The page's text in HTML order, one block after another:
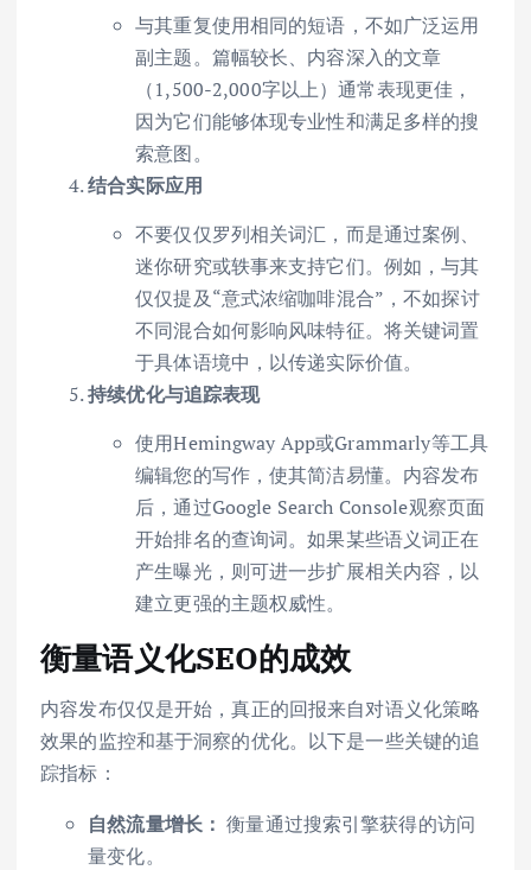
与其重复使用相同的短语，不如广泛运用
副主题。篇幅较长、内容深入的文章
（1,500-2,000字以上）通常表现更佳，
因为它们能够体现专业性和满足多样的搜
索意图。
结合实际应用
不要仅仅罗列相关词汇，而是通过案例、
迷你研究或轶事来支持它们。例如，与其
仅仅提及“意式浓缩咖啡混合”，不如探讨
不同混合如何影响风味特征。将关键词置
于具体语境中，以传递实际价值。
持续优化与追踪表现
使用Hemingway App或Grammarly等工具
编辑您的写作，使其简洁易懂。内容发布
后，通过Google Search Console观察页面
开始排名的查询词。如果某些语义词正在
产生曝光，则可进一步扩展相关内容，以
建立更强的主题权威性。
衡量语义化SEO的成效
内容发布仅仅是开始，真正的回报来自对语义化策略
效果的监控和基于洞察的优化。以下是一些关键的追
踪指标：
自然流量增长： 衡量通过搜索引擎获得的访问
量变化。